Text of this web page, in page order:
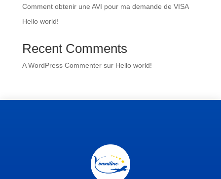
Comment obtenir une AVI pour ma demande de VISA
Hello world!
Recent Comments
A WordPress Commentersur Hello world!